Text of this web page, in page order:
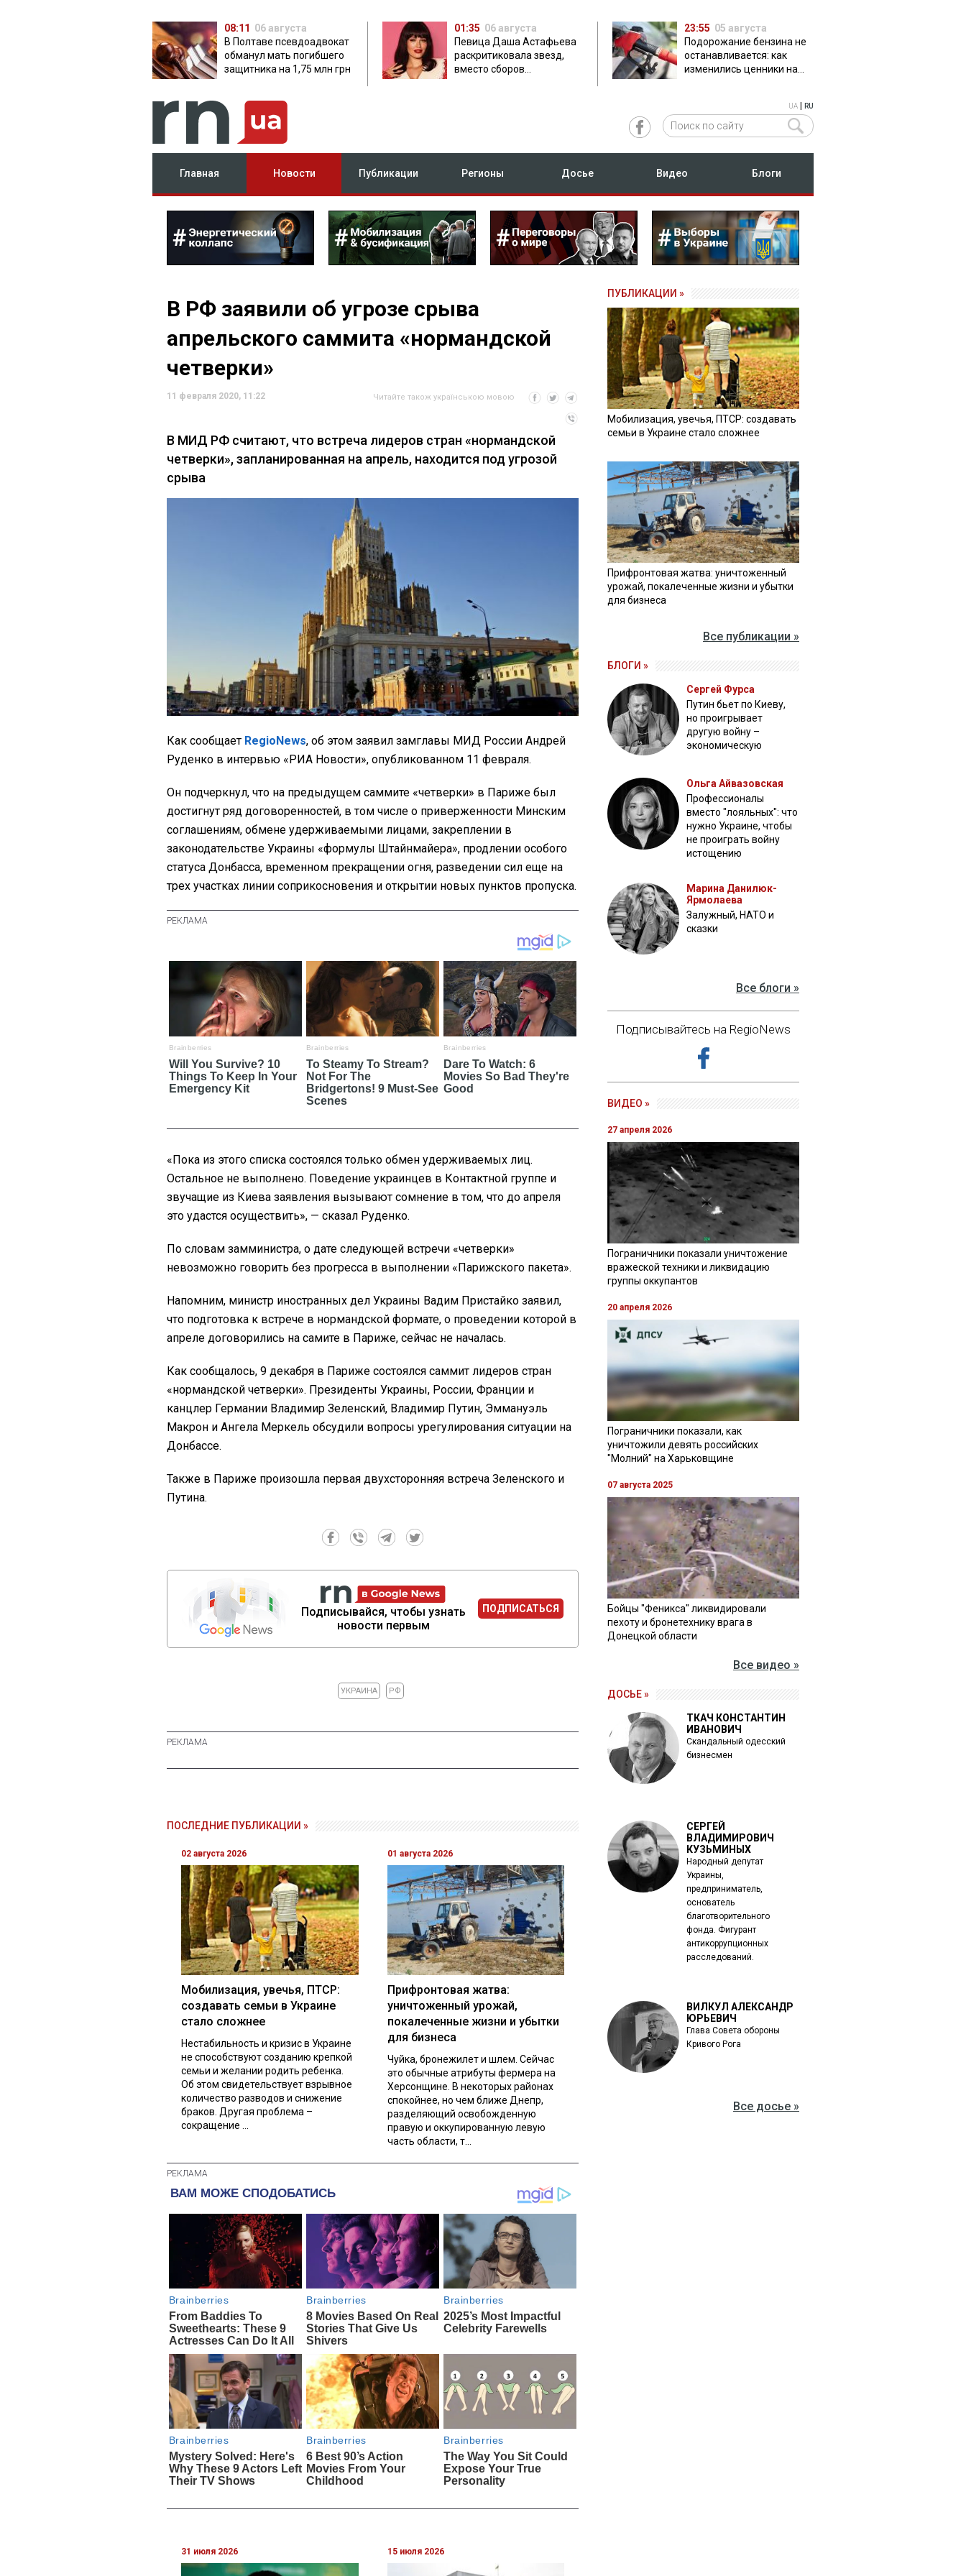
08:11 06 августа
В Полтаве псевдоадвокат
обманул мать погибшего
защитника на 1,75 млн грн
01:35 06 августа
Певица Даша Астафьева
раскритиковала звезд,
вместо сборов
23:55 05 августа
Подорожание бензина не
останавливается: как
изменились ценники на
UA RU
Главная Новости Публикации Регионы Досье Видео Блоги
В РФ заявили об угрозе срыва
апрельского саммита «нормандской
четверки»
11 февраля 2020, 11:22 Читайте також українською мовою
В МИД РФ считают, что встреча лидеров стран «нормандской
четверки», запланированная на апрель, находится под угрозой
срыва
Как сообщает RegioNews, об этом заявил замглавы МИД России Андрей
Руденко в интервью «РИА Новости», опубликованном 11 февраля.
Он подчеркнул, что на предыдущем саммите «четверки» в Париже был
достигнут ряд договоренностей, в том числе о приверженности Минским
соглашениям, обмене удерживаемыми лицами, закреплении в
законодательстве Украины «формулы Штайнмайера», продлении особого
статуса Донбасса, временном прекращении огня, разведении сил еще на
трех участках линии соприкосновения и открытии новых пунктов пропуска.
«Пока из этого списка состоялся только обмен удерживаемых лиц.
Остальное не выполнено. Поведение украинцев в Контактной группе и
звучащие из Киева заявления вызывают сомнение в том, что до апреля
это удастся осуществить», — сказал Руденко.
По словам замминистра, о дате следующей встречи «четверки»
невозможно говорить без прогресса в выполнении «Парижского пакета».
Напомним, министр иностранных дел Украины Вадим Пристайко заявил,
что подготовка к встрече в нормандской формате, о проведении которой в
апреле договорились на самите в Париже, сейчас не началась.
Как сообщалось, 9 декабря в Париже состоялся саммит лидеров стран
«нормандской четверки». Президенты Украины, России, Франции и
канцлер Германии Владимир Зеленский, Владимир Путин, Эммануэль
Макрон и Ангела Меркель обсудили вопросы урегулирования ситуации на
Донбассе.
Также в Париже произошла первая двухсторонняя встреча Зеленского и
Путина.
Подписывайся, чтобы узнать
новости первым
ПОДПИСАТЬСЯ
УКРАИНА РФ
ПОСЛЕДНИЕ ПУБЛИКАЦИИ »
02 августа 2026
Мобилизация, увечья, ПТСР:
создавать семьи в Украине
стало сложнее
Нестабильность и кризис в Украине
не способствуют созданию крепкой
семьи и желании родить ребенка.
Об этом свидетельствует взрывное
количество разводов и снижение
браков. Другая проблема –
сокращение ...
01 августа 2026
Прифронтовая жатва:
уничтоженный урожай,
покалеченные жизни и убытки
для бизнеса
Чуйка, бронежилет и шлем. Сейчас
это обычные атрибуты фермера на
Херсонщине. В некоторых районах
спокойнее, но чем ближе Днепр,
разделяющий освобожденную
правую и оккупированную левую
часть области, т...
31 июля 2026 15 июля 2026
ПУБЛИКАЦИИ »
Мобилизация, увечья, ПТСР: создавать
семьи в Украине стало сложнее
Прифронтовая жатва: уничтоженный
урожай, покалеченные жизни и убытки
для бизнеса
Все публикации »
БЛОГИ »
Сергей Фурса
Путин бьет по Киеву,
но проигрывает
другую войну –
экономическую
Ольга Айвазовская
Профессионалы
вместо "лояльных": что
нужно Украине, чтобы
не проиграть войну
истощению
Марина Данилюк-
Ярмолаева
Залужный, НАТО и
сказки
Все блоги »
Подписывайтесь на RegioNews
ВИДЕО »
27 апреля 2026
Пограничники показали уничтожение
вражеской техники и ликвидацию
группы оккупантов
20 апреля 2026
Пограничники показали, как
уничтожили девять российских
"Молний" на Харьковщине
07 августа 2025
Бойцы "Феникса" ликвидировали
пехоту и бронетехнику врага в
Донецкой области
Все видео »
ДОСЬЕ »
ТКАЧ КОНСТАНТИН
ИВАНОВИЧ
Скандальный одесский
бизнесмен
СЕРГЕЙ
ВЛАДИМИРОВИЧ
КУЗЬМИНЫХ
Народный депутат
Украины,
предприниматель,
основатель
благотворительного
фонда. Фигурант
антикоррупционных
расследований.
ВИЛКУЛ АЛЕКСАНДР
ЮРЬЕВИЧ
Глава Совета обороны
Кривого Рога
Все досье »